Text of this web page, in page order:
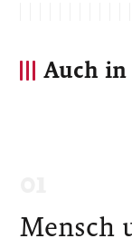
Auch in
Mensch